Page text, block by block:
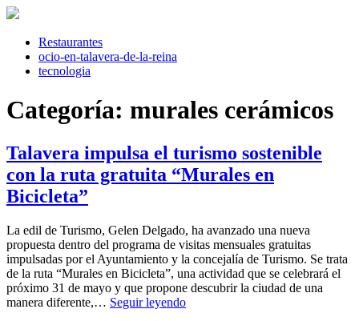
Saltar
contenidoRestaurantes
ocio-en-talavera-de-la-reina
tecnologia
Categoría: murales cerámicos
Talavera impulsa el turismo sostenible
con la ruta gratuita “Murales en
Bicicleta”
La edil de Turismo, Gelen Delgado, ha avanzado una nueva
propuesta dentro del programa de visitas mensuales gratuitas
impulsadas por el Ayuntamiento y la concejalía de Turismo. Se trata
de la ruta “Murales en Bicicleta”, una actividad que se celebrará el
próximo 31 de mayo y que propone descubrir la ciudad de una
manera diferente,… Seguir leyendoTalavera